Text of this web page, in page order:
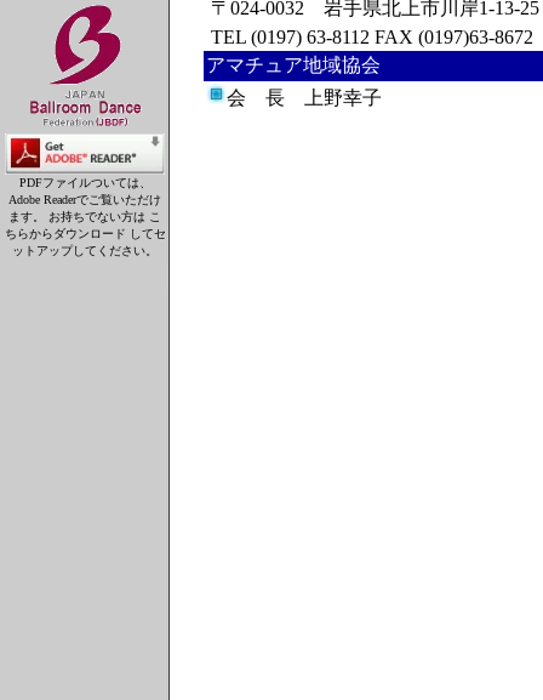
PDFファイルついては、
Adobe Readerでご覧いただけ
ます。 お持ちでない方は こ
ちらからダウンロード してセ
ットアップしてください。
〒024-0032 岩手県北上市川岸1-13-25
TEL (0197) 63-8112 FAX (0197)63-8672
アマチュア地域協会
会 長上野幸子